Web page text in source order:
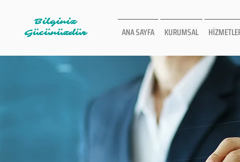
ANA SAYFA KURUMSAL
Bilginiz
Gücünüzdür